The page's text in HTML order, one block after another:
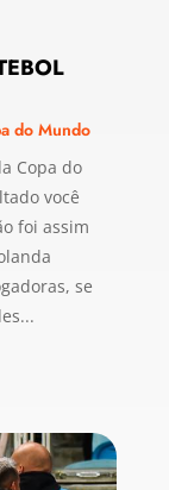
do Mundo
Copa do
você
foi assim
se